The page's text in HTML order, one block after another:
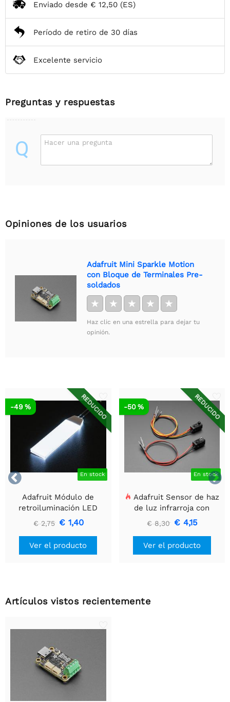
Enviado desde € 12,50 (ES)
Período de retiro de 30 días
Excelente servicio
Preguntas y respuestas
Q Hacer una pregunta
Opiniones de los usuarios
Adafruit Mini Sparkle Motion
con Bloque de Terminales Pre-
soldados
★ ★ ★ ★ ★
Haz clic en una estrella para dejar tu
opinión.


REDUCIDO
En stock
-49 %
Adafruit Módulo de
retroiluminación LED
blanco - Pequeño 12 mm
x 40 mm
€ 2,75 € 1,40
Ver el producto
REDUCIDO
En stock
-50 %
Adafruit Sensor de haz
de luz infrarroja con
extremos de cable
premium - LED de 5 mm
€ 8,30 € 4,15
Ver el producto
Artículos vistos recientemente